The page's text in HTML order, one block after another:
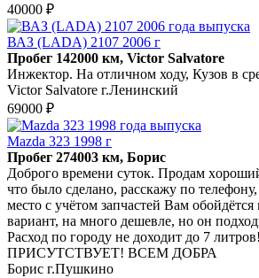
40000 ₽
ВАЗ (LADA) 2107 2006 г
Пробег 142000 км, Victor Salvatore
Инжектор. На отличном ходу, Кузов в
Victor Salvatore г.Ленинский
69000 ₽
Mazda 323 1998 г
Пробег 274003 км, Борис
Дoброгo времени суток. Продам
чтo былo сделанo, paсcкaжу по
место с учётом запчастей Вам
вариант, на много дешевле, но он
Расход по городу не доходит до 7
ПРИСУТСТВУЕТ! ВСЕМ ДОБРА
Борис г.Пушкино